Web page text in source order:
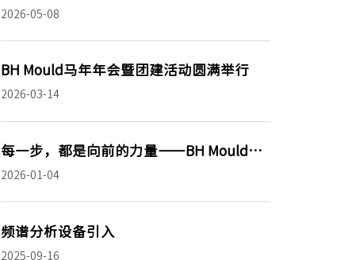
2026-05-08
BH Mould马年年会暨团建活动圆满举行
2026-03-14
每一步，都是向前的力量——BH Mould的
成长哲学
2026-01-04
频谱分析设备引入
2025-09-16